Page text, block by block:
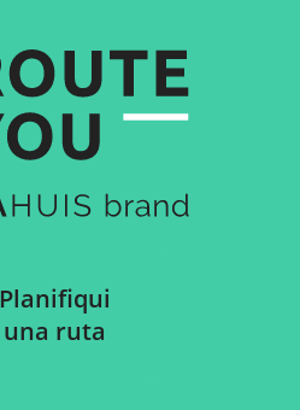
Planifiqui
una ruta